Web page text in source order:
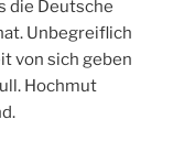
die Deutsche
Unbegreiflich
von sich geben
Hochmut